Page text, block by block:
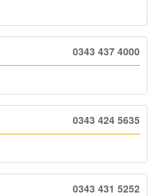
0343 437 4000
0343 424 5635
0343 431 5252